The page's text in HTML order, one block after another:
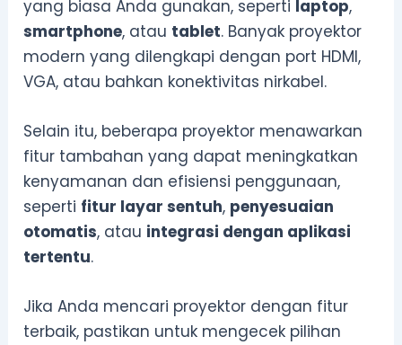
yang biasa Anda gunakan, seperti laptop,
smartphone, atau tablet. Banyak proyektor
modern yang dilengkapi dengan port HDMI,
VGA, atau bahkan konektivitas nirkabel.
Selain itu, beberapa proyektor menawarkan
fitur tambahan yang dapat meningkatkan
kenyamanan dan efisiensi penggunaan,
seperti fitur layar sentuh, penyesuaian
otomatis, atau integrasi dengan aplikasi
tertentu.
Jika Anda mencari proyektor dengan fitur
terbaik, pastikan untuk mengecek pilihan